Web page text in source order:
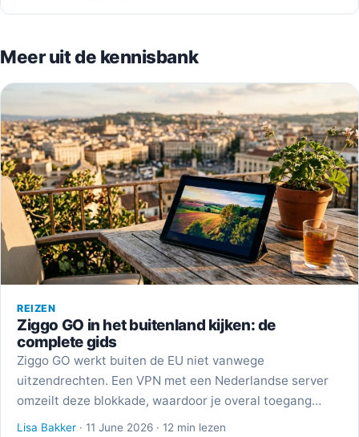
Meer uit de kennisbank
REIZEN
Ziggo GO in het buitenland kijken: de
complete gids
Ziggo GO werkt buiten de EU niet vanwege
uitzendrechten. Een VPN met een Nederlandse server
omzeilt deze blokkade, waardoor je overal toegang…
Lisa Bakker · 11 June 2026 · 12 min lezen